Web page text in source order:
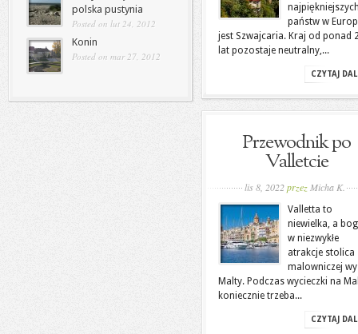
polska pustynia
Posted on lut 24, 2012
Konin
Posted on mar 27, 2012
państw w
jest Szwajcaria. Kraj od ponad
lat pozostaje neutralny,...
CZYTAJ
Przewodnik po
Valletcie
lis 8, 2022przez Micha K.
Valletta to
niewielka, a
w niezwykłe
atrakcje stolica
malowniczej
Malty. Podczas wycieczki na
koniecznie trzeba...
CZYTAJ